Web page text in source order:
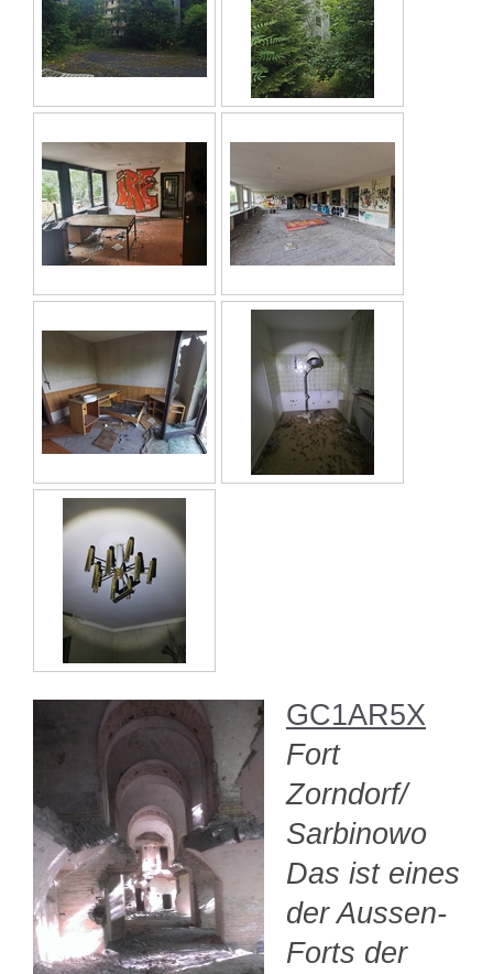
GC1AR5X
Fort
Zorndorf/
Sarbinowo
Das ist eines
der Aussen-
Forts der